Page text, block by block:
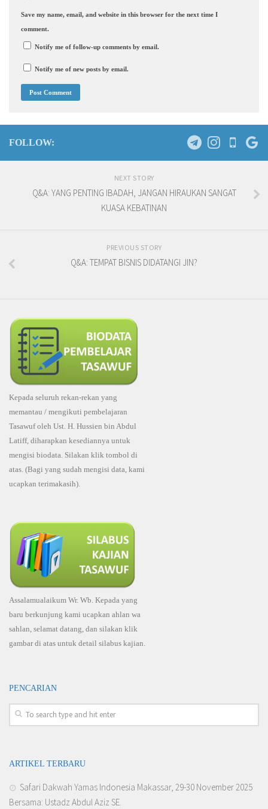
Save my name, email, and website in this browser for the next time I
comment.
Notify me of follow-up comments by email.
Notify me of new posts by email.
FOLLOW:
NEXT STORY
Q&A: YANG PENTING IBADAH, JANGAN HIRAUKAN SANGAT
KUASA KEBATINAN
PREVIOUS STORY
Q&A: TEMPAT BISNIS DIDATANGI JIN?
Kepada seluruh rekan-rekan yang
memantau / mengikuti pembelajaran
Tasawuf oleh Ust. H. Hussien bin Abdul
Latiff, diharapkan kesediannya untuk
mengisi biodata. Silakan klik tombol di
atas. (Bagi yang sudah mengisi data, kami
ucapkan terimakasih).
Assalamualaikum Wr. Wb. Kepada yang
baru berkunjung kami ucapkan ahlan wa
sahlan, selamat datang, dan silakan klik
gambar di atas untuk detail silabus kajian.
PENCARIAN
ARTIKEL TERBARU
Safari Dakwah Yamas Indonesia Makassar, 29-30 November 2025
Bersama: Ustadz Abdul Aziz SE.